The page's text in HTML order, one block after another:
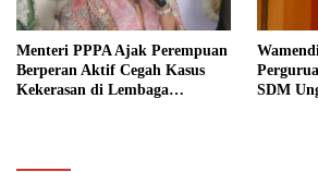
Menteri PPPA Ajak Perempuan
Berperan Aktif Cegah Kasus
Kekerasan di Lembaga
SDM